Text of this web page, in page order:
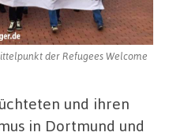
der Refugees Welcome
und ihren
in Dortmund und